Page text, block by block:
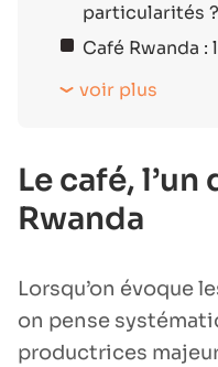
particularités ?
Café Rwanda
voir plus
Le café,
Rwanda
Lorsqu’on évoque
on pense
productrices